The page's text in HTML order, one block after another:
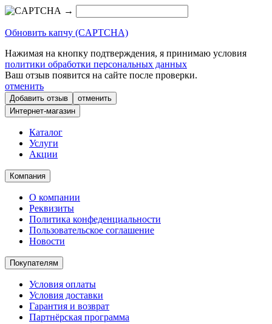
→
Обновить капчу (CAPTCHA)
Нажимая на кнопку подтверждения, я принимаю условия
политики обработки персональных данных
Ваш отзыв появится на сайте после проверки.
отменить
отменить
Интернет-магазин
Каталог
Услуги
Акции
Компания
О компании
Реквизиты
Политика конфеденциальности
Пользовательское соглашение
Новости
Покупателям
Условия оплаты
Условия доставки
Гарантия и возврат
Партнёрская программа